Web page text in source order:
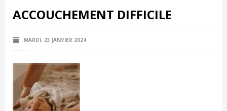
ACCOUCHEMENT DIFFICILE
MARDI, 23 JANVIER 2024